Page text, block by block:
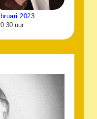
2023
uur